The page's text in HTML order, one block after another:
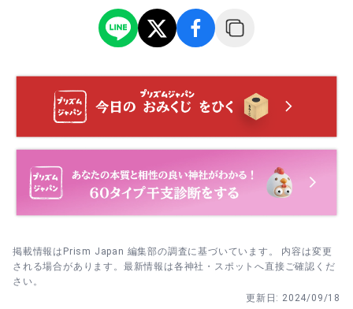
事を拝観。午前のうちに行けばゆったり過ごせる。
・ 8月14〜15日 夏のみたままつり｜献灯で幻想的に。2日
・ 10月第3日曜 秋季大祭｜春の御礼として踏みわら祭や奉
納石。午前からの参拝で流れよく回れる。
境内社の大祭。午前の祭事に合わせて参拝すると落ち着
く。
・ 12月最終日曜 年越大祓祭｜一年の穢れを祓う締めくく
3. 拝殿前の大しめ縄には正面で一礼→一歩進んで二拝二拍
4. 撮影は参拝後に。大鳥居と拝殿前が好ポイントで、新緑
や紅葉の時期は色合いが美しい。
掲載情報はPrism Japan 編集部の調査に基づいています。 内容は変更
される場合があります。最新情報は各神社・スポットへ直接ご確認くだ
さい。
更新日: 2024/09/18